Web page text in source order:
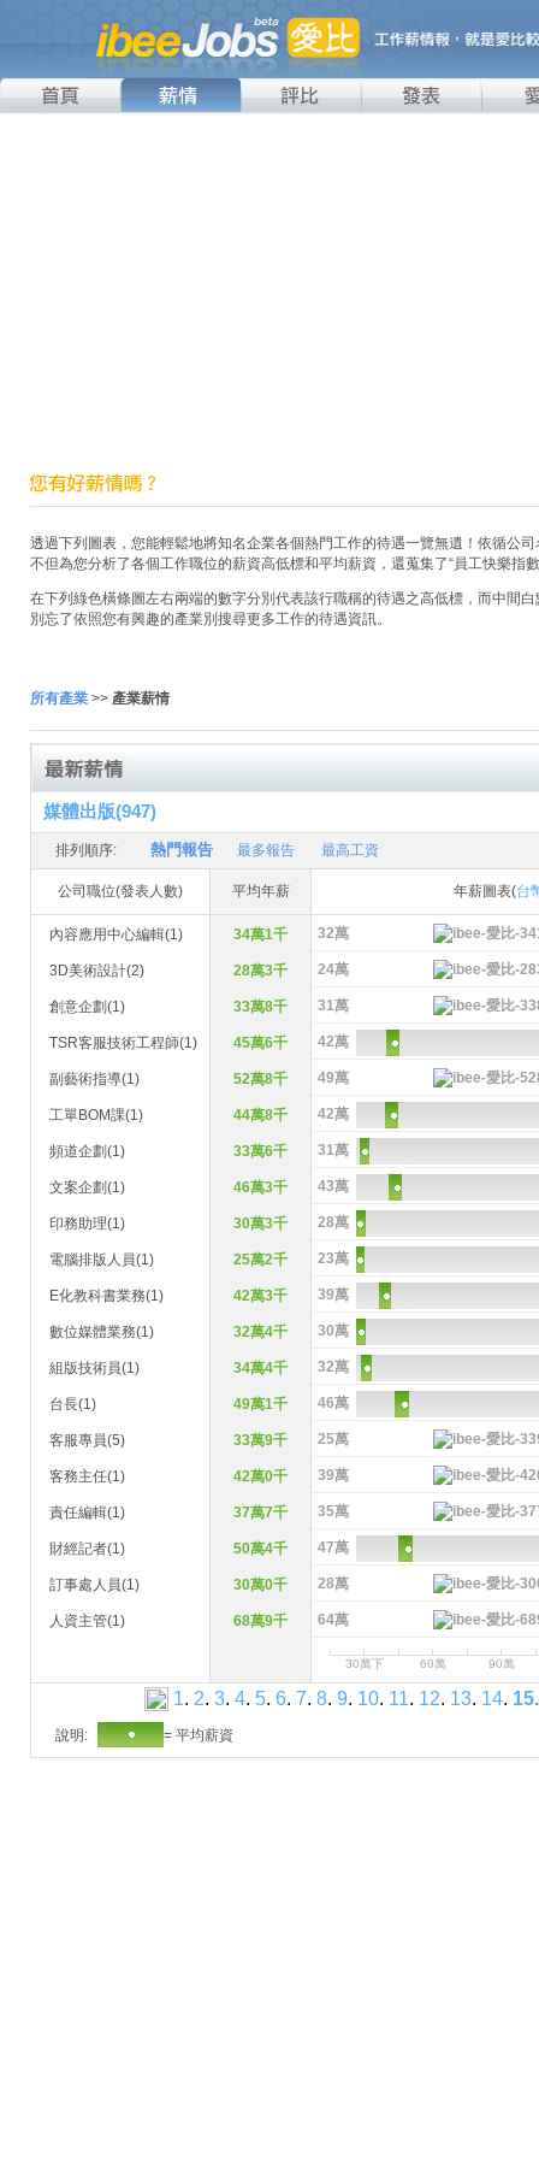
透過下列圖表，您能輕鬆地將知名企業各個熱門工作的待遇一覽無遺！依循公
不但為您分析了各個工作職位的薪資高低標和平均薪資，還蒐集了“員工快樂指
在下列綠色橫條圖左右兩端的數字分別代表該行職稱的待遇之高低標，而中間
別忘了依照您有興趣的產業別搜尋更多工作的待遇資訊。
所有產業 >> 產業薪情
媒體出版(947)
排列順序: 熱門報告 最多報告 最高工資
公司職位(發表人數) 平均年薪 年薪圖表(台
內容應用中心編輯(1) 34萬1千 32萬
3D美術設計(2) 28萬3千 24萬
創意企劃(1) 33萬8千 31萬
TSR客服技術工程師(1) 45萬6千 42萬
副藝術指導(1) 52萬8千 49萬
工單BOM課(1) 44萬8千 42萬
頻道企劃(1) 33萬6千 31萬
文案企劃(1) 46萬3千 43萬
印務助理(1) 30萬3千 28萬
電腦排版人員(1) 25萬2千 23萬
E化教科書業務(1) 42萬3千 39萬
數位媒體業務(1) 32萬4千 30萬
組版技術員(1) 34萬4千 32萬
台長(1) 49萬1千 46萬
客服專員(5) 33萬9千 25萬
客務主任(1) 42萬0千 39萬
責任編輯(1) 37萬7千 35萬
財經記者(1) 50萬4千 47萬
訂事處人員(1) 30萬0千 28萬
人資主管(1) 68萬9千 64萬
30萬下 60萬 90萬
1. 2. 3. 4. 5. 6. 7. 8. 9. 10. 11. 12. 13. 14. 15.
說明: = 平均薪資